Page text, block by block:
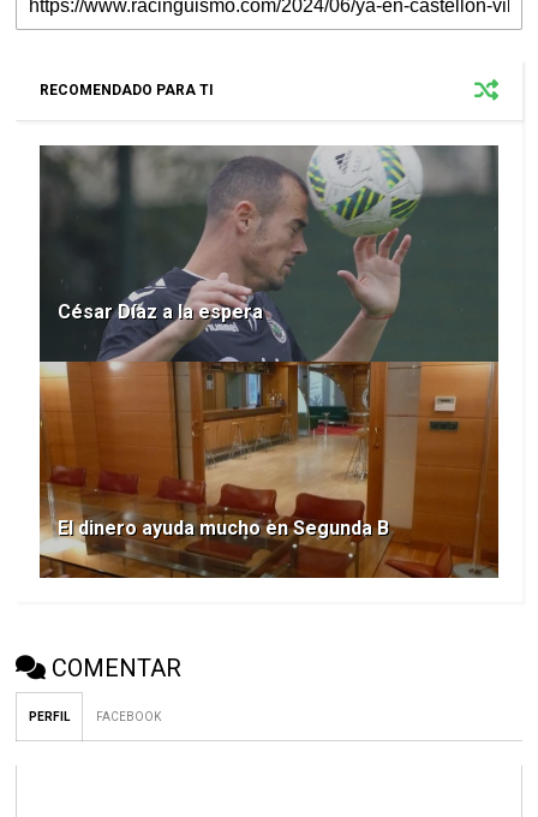
RECOMENDADO PARA TI
César Díaz a la espera
El dinero ayuda mucho en Segunda B
COMENTAR
PERFIL FACEBOOK